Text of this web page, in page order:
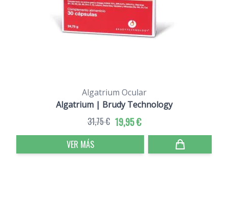
Algatrium Ocular
Algatrium | Brudy Technology
19,95 €
31,75 €
VER MÁS